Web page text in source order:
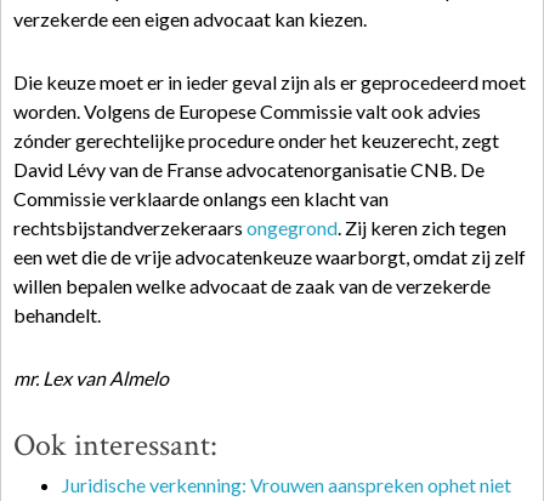
verzekerde een eigen advocaat kan kiezen.
Die keuze moet er in ieder geval zijn als er geprocedeerd moet
worden. Volgens de Europese Commissie valt ook advies
zónder gerechtelijke procedure onder het keuzerecht, zegt
David Lévy van de Franse advocatenorganisatie CNB. De
Commissie verklaarde onlangs een klacht van
rechtsbijstandverzekeraars ongegrond. Zij keren zich tegen
een wet die de vrije advocatenkeuze waarborgt, omdat zij zelf
willen bepalen welke advocaat de zaak van de verzekerde
behandelt.
mr. Lex van Almelo
Ook interessant:
Juridische verkenning: Vrouwen aanspreken ophet niet